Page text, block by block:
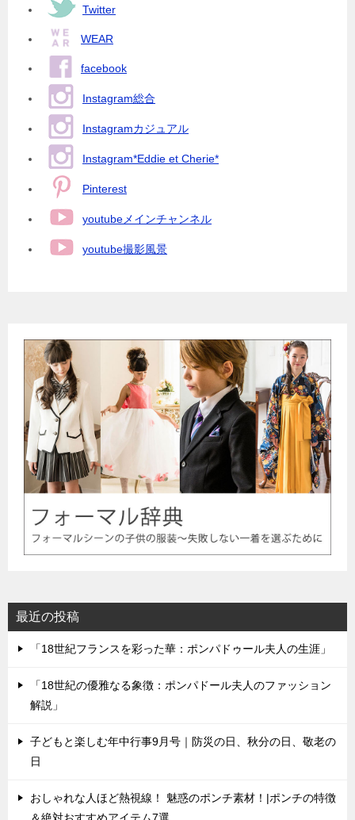
Twitter
WEAR
facebook
Instagram総合
Instagramカジュアル
Instagram*Eddie et Cherie*
Pinterest
youtubeメインチャンネル
youtube撮影風景
最近の投稿
「18世紀フランスを彩った華：ポンパドゥール夫人の生涯」
「18世紀の優雅なる象徴：ポンパドール夫人のファッション
解説」
子どもと楽しむ年中行事9月号｜防災の日、秋分の日、敬老の
日
おしゃれな人ほど熱視線！ 魅惑のポンチ素材！|ポンチの特徴
＆絶対おすすめアイテム7選